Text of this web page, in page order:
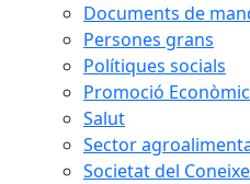
Documents de
Persones grans
Polítiques socials
Promoció
Salut
Sector
Societat del